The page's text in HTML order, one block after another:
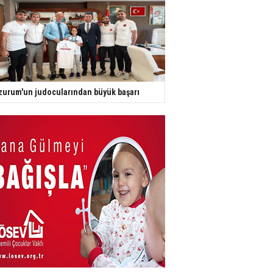
judocularından büyük başarı